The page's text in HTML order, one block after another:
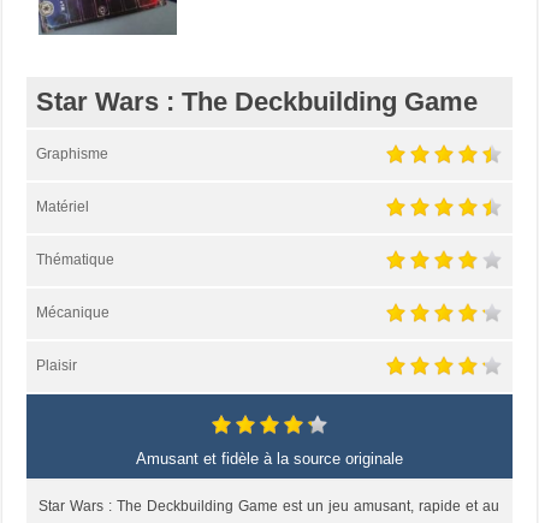
Star Wars : The Deckbuilding Game
Graphisme
Matériel
Thématique
Mécanique
Plaisir
Amusant et fidèle à la source originale
Star Wars : The Deckbuilding Game est un jeu amusant, rapide et au